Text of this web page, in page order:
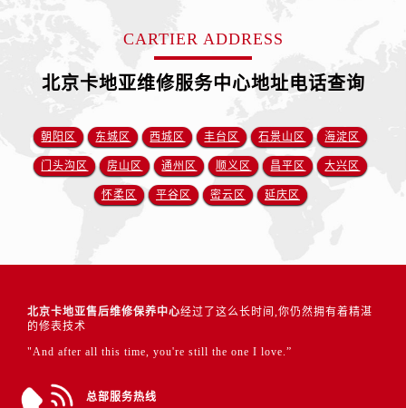
CARTIER ADDRESS
北京卡地亚维修服务中心地址电话查询
朝阳区 东城区 西城区 丰台区 石景山区 海淀区
门头沟区 房山区 通州区 顺义区 昌平区 大兴区
怀柔区 平谷区 密云区 延庆区
北京卡地亚售后维修保养中心经过了这么长时间,你仍然拥有着精湛
的修表技术
"And after all this time, you're still the one I love.”
总部服务热线